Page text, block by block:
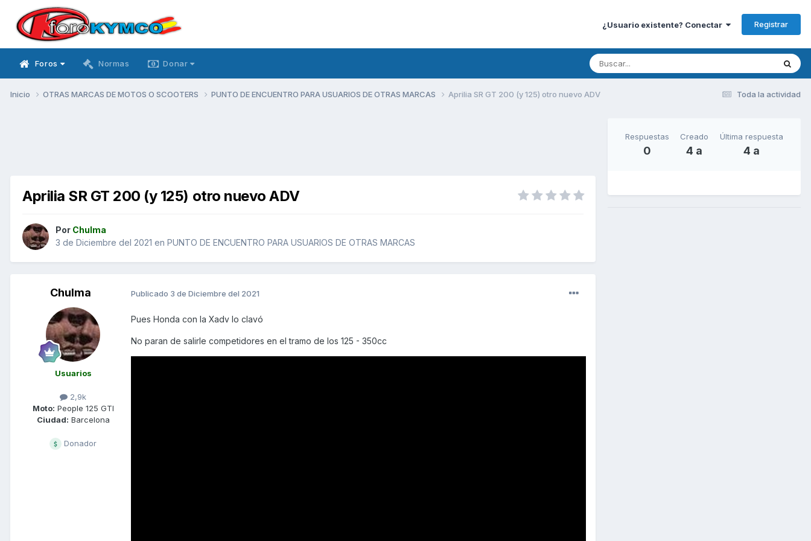
¿Usuario existente? Conectar Registrar
Foros Normas Donar
Toda la actividad
Inicio OTRAS MARCAS DE MOTOS O SCOOTERS PUNTO DE ENCUENTRO PARA USUARIOS DE OTRAS MARCAS Aprilia SR GT 200 (y 125) otro nuevo ADV
Aprilia SR GT 200 (y 125) otro nuevo ADV
Por Chulma
3 de Diciembre del 2021 en PUNTO DE ENCUENTRO PARA USUARIOS DE OTRAS MARCAS
Chulma
Usuarios
2,9k
Moto: People 125 GTI
Ciudad: Barcelona
Donador
Publicado 3 de Diciembre del 2021
Pues Honda con la Xadv lo clavó
No paran de salirle competidores en el tramo de los 125 - 350cc
Respuestas
0
Creado
4 a
Última respuesta
4 a